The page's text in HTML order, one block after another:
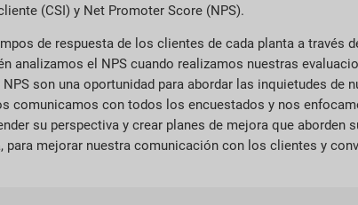
(CSI) y Net Promoter Score (NPS).
de respuesta de los clientes de cada planta a través
analizamos el NPS cuando realizamos nuestras
son una oportunidad para abordar las inquietudes de
comunicamos con todos los encuestados y nos
su perspectiva y crear planes de mejora que aborden
mejorar nuestra comunicación con los clientes y